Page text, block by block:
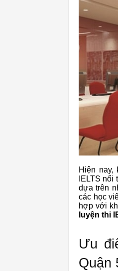
Hiện nay,
IELTS
dựa trên
các học
hợp với
luyện thi
Ưu
Quận